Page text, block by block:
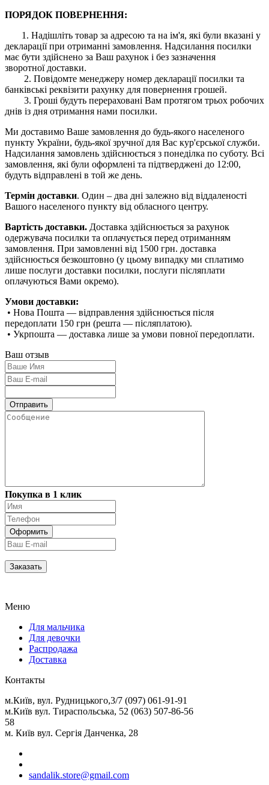
ПОРЯДОК ПОВЕРНЕННЯ:
1. Надішліть товар за адресою та на ім'я, які були вказані у
декларації при отриманні замовлення. Надсилання посилки
має бути здійснено за Ваш рахунок і без зазначення
зворотної доставки.
2. Повідомте менеджеру номер декларації посилки та
банківські реквізити рахунку для повернення грошей.
3. Гроші будуть перераховані Вам протягом трьох робочих
днів із дня отримання нами посилки.
Ми доставимо Ваше замовлення до будь-якого населеного
пункту України, будь-якої зручної для Вас кур'єрської служби.
Надсилання замовлень здійснюється з понеділка по суботу. Всі
замовлення, які були оформлені та підтверджені до 12:00,
будуть відправлені в той же день.
Термін доставки. Один – два дні залежно від віддаленості
Вашого населеного пункту від обласного центру.
Вартість доставки. Доставка здійснюється за рахунок
одержувача посилки та оплачується перед отриманням
замовлення. При замовленні від 1500 грн. доставка
здійснюється безкоштовно (у цьому випадку ми сплатимо
лише послуги доставки посилки, послуги післяплати
оплачуються Вами окремо).
Умови доставки:
• Нова Пошта — відправлення здійснюється після
передоплати 150 грн (решта — післяплатою).
• Укрпошта — доставка лише за умови повної передоплати.
Ваш отзыв
Покупка в 1 клик
Меню
Для мальчика
Для девочки
Распродажа
Доставка
Контакты
м.Київ, вул. Рудницького,3/7 (097) 061-91-91
м.Київ вул. Тираспольська, 52 (063) 507-86-56
58
м. Київ вул. Сергія Данченка, 28
sandalik.store@gmail.com